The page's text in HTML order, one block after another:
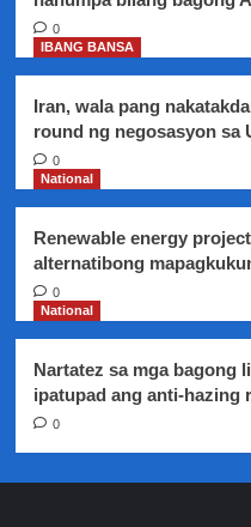
0
IBANG BANSA
Iran, wala pang
round ng negosasyon sa
0
National
Renewable energy
alternatibong
0
National
Nartatez sa mga bagong
ipatupad ang anti-hazing
0